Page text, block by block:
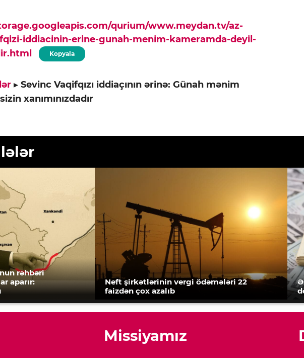
qurium/www.meydan.tv/az-
iddiacinin-erine-gunah-menim-kameramda-deyil-
Kopyala
▸ Sevinc Vaqifqızı iddiaçının ərinə: Günah mənim
xanımınızdadır
rəhbəri
aparır:
Neft şirkətlərinin vergi ödəmələri 22
faizdən çox azalıb
Missiyamız